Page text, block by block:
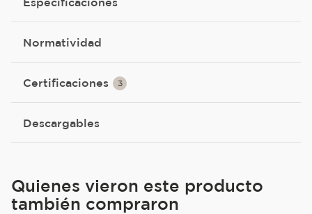
Normatividad
Certificaciones 3
Descargables
Quienes vieron este producto
también compraron